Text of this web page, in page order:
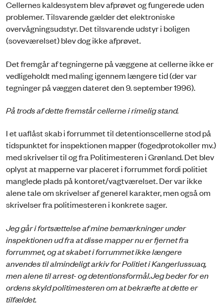
Cellernes kaldesystem blev afprøvet og fungerede uden
problemer. Tilsvarende gælder det elektroniske
overvågningsudstyr. Det tilsvarende udstyr i boligen
(soveværelset) blev dog ikke afprøvet.
Det fremgår af tegningerne på væggene at cellerne ikke er
vedligeholdt med maling igennem længere tid (der var
tegninger på væggen dateret den 9. september 1996).
På trods af dette fremstår cellerne i rimelig stand.
I et uaflåst skab i forrummet til detentionscellerne stod på
tidspunktet for inspektionen mapper (fogedprotokoller mv.)
med skrivelser til og fra Politimesteren i Grønland. Det blev
oplyst at mapperne var placeret i forrummet fordi politiet
manglede plads på kontoret/vagtværelset. Der var ikke
alene tale om skrivelser af generel karakter, men også om
skrivelser fra politimesteren i konkrete sager.
Jeg går i fortsættelse af mine bemærkninger under
inspektionen ud fra at disse mapper nu er fjernet fra
forrummet, og at skabet i forrummet ikke længere
anvendes til almindeligt arkiv for Politiet i Kangerlussuaq,
men alene til arrest- og detentionsformål.Jeg beder for en
ordens skyld politimesteren om at bekræfte at dette er
tilfældet.